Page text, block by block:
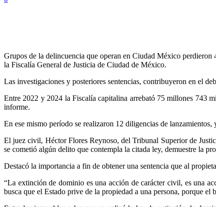
Grupos de la delincuencia que operan en Ciudad México
la Fiscalía General de Justicia de Ciudad de México.
Las investigaciones y posteriores sentencias, contribuyeron en el
Entre 2022 y 2024 la Fiscalía capitalina arrebató 75 millones 743
informe.
En ese mismo período se realizaron 12 diligencias de
El juez civil, Héctor Flores Reynoso, del Tribunal Superior de
se cometió algún delito que contempla la citada ley, demuestre la
Destacó la importancia a fin de obtener una sentencia que al
“La extinción de dominio es una acción de carácter civil, es una
busca que el Estado prive de la propiedad a una persona, porque